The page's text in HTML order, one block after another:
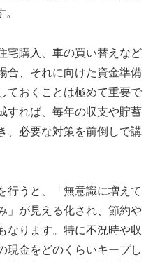
宅購入、車の買い替えなど
合、それに向けた資金準備
ておくことは極めて重要で
すれば、毎年の収支や貯蓄
、必要な対策を前倒しで講
行うと、「無意識に増えて
」が見える化され、節約や
なります。特に不況時や収
現金をどのくらいキープし